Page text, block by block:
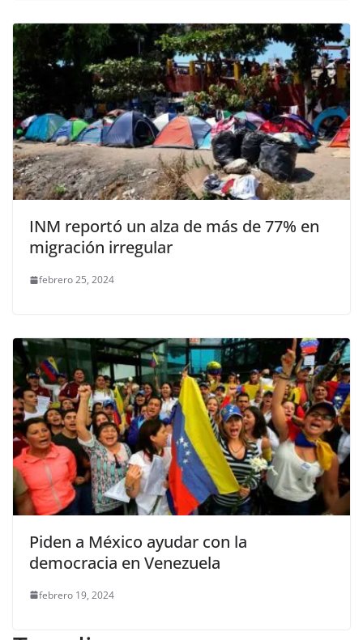
INM reportó un alza de más de 77% en
migración irregular
febrero 25, 2024
Piden a México ayudar con la
democracia en Venezuela
febrero 19, 2024